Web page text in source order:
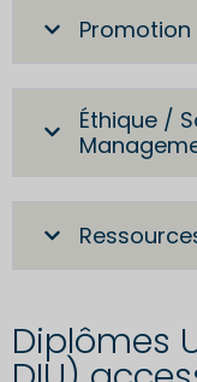
Éthique /
Diplômes